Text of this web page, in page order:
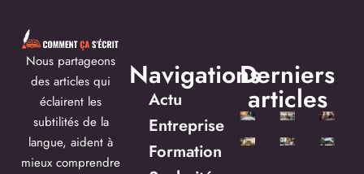
Nous partageons
des articles qui
éclairent les
subtilités de la
langue, aident à
mieux comprendre
Navigations
Actu
Entreprise
Formation
Derniers
articles